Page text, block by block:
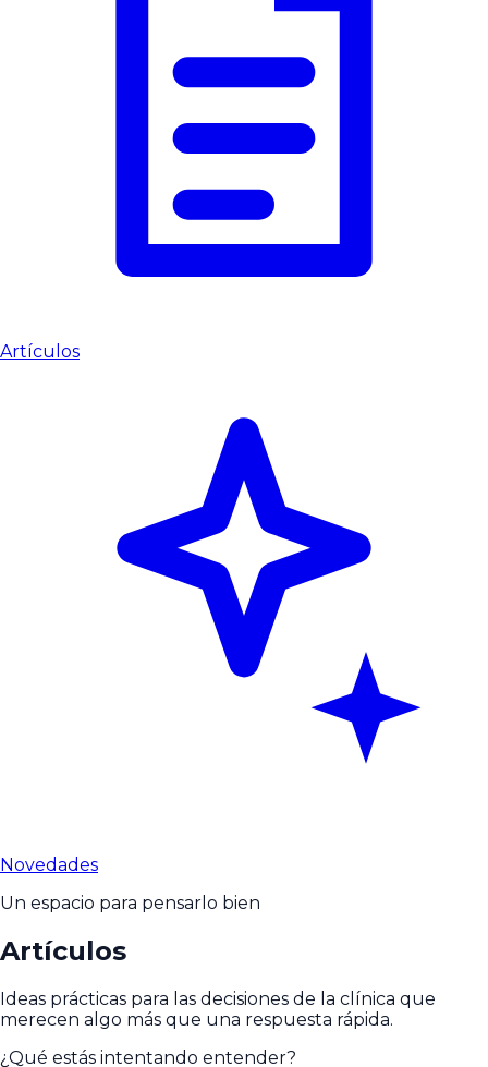
Artículos
Novedades
Un espacio para pensarlo bien
Artículos
Ideas prácticas para las decisiones de la clínica que
merecen algo más que una respuesta rápida.
¿Qué estás intentando entender?